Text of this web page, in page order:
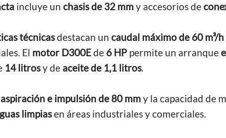
incluye un chasis de 32 mmy accesorios de
técnicasdestacan un caudal máximo de 60 m³/h
El motor D300Ede 6 HP permite un arranque
14 litrosy de aceite de 1,1 litros.
e impulsión de 80 mmy la capacidad de
limpiasen áreas industriales y comerciales.